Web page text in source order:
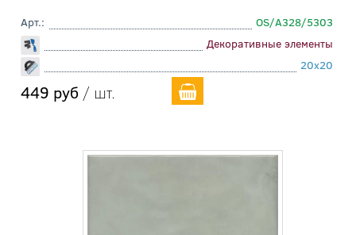
Арт.:
OS/A328/5303
Декоративные элементы
20x20
449 руб / шт.